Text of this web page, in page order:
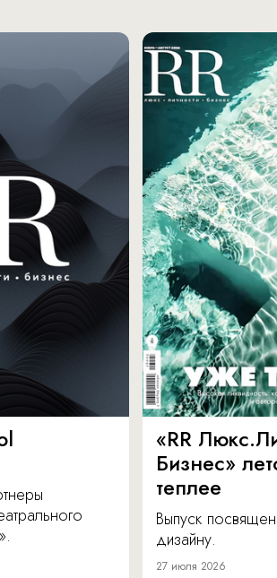
«RR
Бизнес»
теплее
Выпуск
дизайну.
27 июля 2026